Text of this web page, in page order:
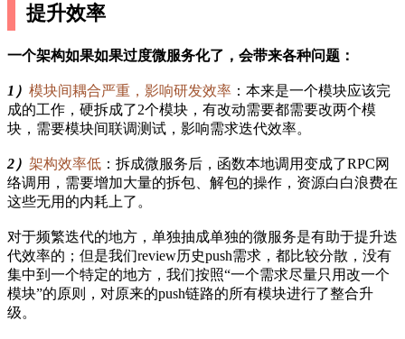
提升效率
一个架构如果如果过度微服务化了，会带来各种问题：
1） 模块间耦合严重，影响研发效率 ：本来是一个模块应该完
成的工作，硬拆成了2个模块，有改动需要都需要改两个模
块，需要模块间联调测试，影响需求迭代效率。
2） 架构效率低 ：拆成微服务后，函数本地调用变成了RPC网
络调用，需要增加大量的拆包、解包的操作，资源白白浪费在
这些无用的内耗上了。
对于频繁迭代的地方，单独抽成单独的微服务是有助于提升迭
代效率的；但是我们review历史push需求，都比较分散，没有
集中到一个特定的地方，我们按照“一个需求尽量只用改一个
模块”的原则，对原来的push链路的所有模块进行了整合升
级。